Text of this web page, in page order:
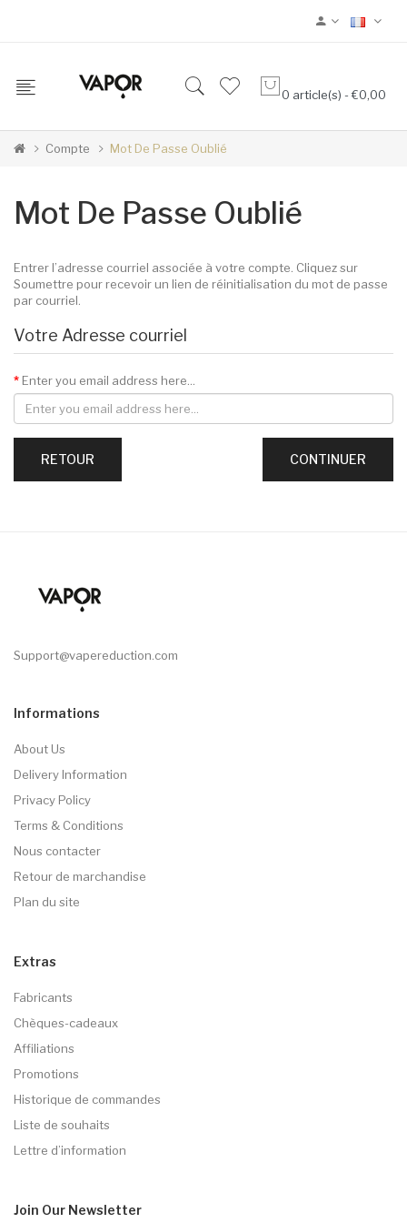
0 article(s) - €0,00
Compte Mot De Passe Oublié
Mot De Passe Oublié
Entrer l’adresse courriel associée à votre compte. Cliquez sur
Soumettre pour recevoir un lien de réinitialisation du mot de passe
par courriel.
Votre Adresse courriel
Enter you email address here...
RETOUR
Support@vapereduction.com
Informations
About Us
Delivery Information
Privacy Policy
Terms & Conditions
Nous contacter
Retour de marchandise
Plan du site
Extras
Fabricants
Chèques-cadeaux
Affiliations
Promotions
Historique de commandes
Liste de souhaits
Lettre d’information
Join Our Newsletter